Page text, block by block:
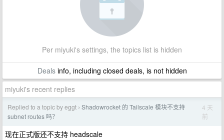
Per miyuki's settings, the topics list is hidden
Dealsinfo, including closed deals, is not hidden
miyuki's recent replies
Replied to a topic by eggt › Shadowrocket 的 Tailscale 模块不支持
subnet routes 吗？
4 天
前
现在正式版还不支持 headscale